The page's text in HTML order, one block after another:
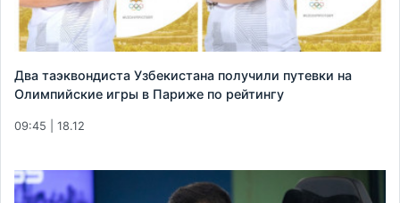
Два таэквондиста Узбекистана получили путевки на
Олимпийские игры в Париже по рейтингу
09:45 | 18.12